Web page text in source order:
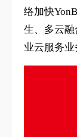
络加快
生、多云
业云服务